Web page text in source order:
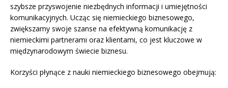
szybsze przyswojenie niezbędnych informacji i umiejętności
komunikacyjnych. Ucząc się niemieckiego biznesowego,
zwiększamy swoje szanse na efektywną komunikację z
niemieckimi partnerami oraz klientami, co jest kluczowe w
międzynarodowym świecie biznesu.
Korzyści płynące z nauki niemieckiego biznesowego obejmują: